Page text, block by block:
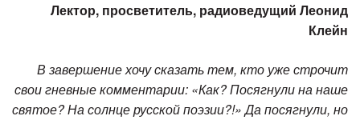
Лектор, просветитель, радиоведущий Леонид
Клейн
В завершение хочу сказать тем, кто уже строчит
свои гневные комментарии: «Как? Посягнули на наше
святое? На солнце русской поэзии?!» Да посягнули, но